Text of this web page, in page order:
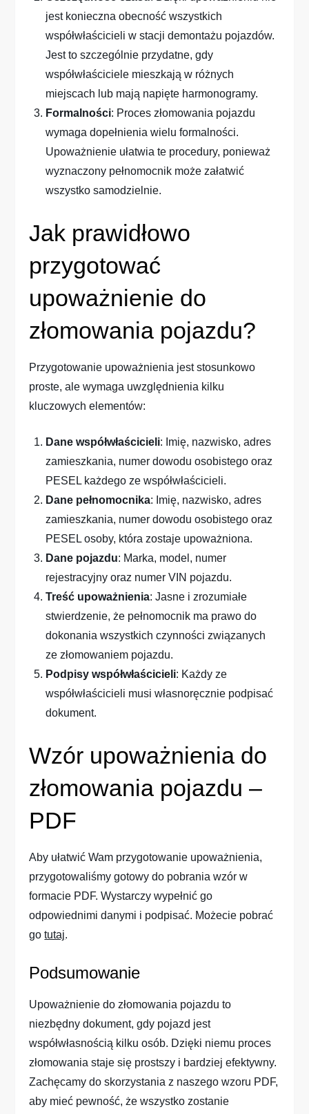
jest konieczna obecność wszystkich
współwłaścicieli w stacji demontażu pojazdów.
Jest to szczególnie przydatne, gdy
współwłaściciele mieszkają w różnych
miejscach lub mają napięte harmonogramy.
Formalności: Proces złomowania pojazdu
wymaga dopełnienia wielu formalności.
Upoważnienie ułatwia te procedury, ponieważ
wyznaczony pełnomocnik może załatwić
wszystko samodzielnie.
Jak prawidłowo
przygotować
upoważnienie do
złomowania pojazdu?
Przygotowanie upoważnienia jest stosunkowo
proste, ale wymaga uwzględnienia kilku
kluczowych elementów:
Dane współwłaścicieli: Imię, nazwisko, adres
zamieszkania, numer dowodu osobistego oraz
PESEL każdego ze współwłaścicieli.
Dane pełnomocnika: Imię, nazwisko, adres
zamieszkania, numer dowodu osobistego oraz
PESEL osoby, która zostaje upoważniona.
Dane pojazdu: Marka, model, numer
rejestracyjny oraz numer VIN pojazdu.
Treść upoważnienia: Jasne i zrozumiałe
stwierdzenie, że pełnomocnik ma prawo do
dokonania wszystkich czynności związanych
ze złomowaniem pojazdu.
Podpisy współwłaścicieli: Każdy ze
współwłaścicieli musi własnoręcznie podpisać
dokument.
Wzór upoważnienia do
złomowania pojazdu –
PDF
Aby ułatwić Wam przygotowanie upoważnienia,
przygotowaliśmy gotowy do pobrania wzór w
formacie PDF. Wystarczy wypełnić go
odpowiednimi danymi i podpisać. Możecie pobrać
gotutaj.
Podsumowanie
Upoważnienie do złomowania pojazdu to
niezbędny dokument, gdy pojazd jest
współwłasnością kilku osób. Dzięki niemu proces
złomowania staje się prostszy i bardziej efektywny.
Zachęcamy do skorzystania z naszego wzoru PDF,
aby mieć pewność, że wszystko zostanie